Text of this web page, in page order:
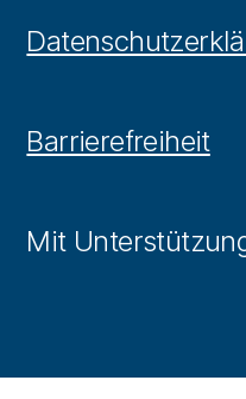
Barrierefreiheit
Mit